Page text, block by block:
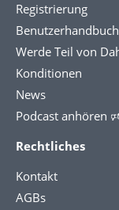
Registrierung
Benutzerhandbuch
Werde Teil von
Konditionen
News
Podcast anhören
Rechtliches
Kontakt
AGBs